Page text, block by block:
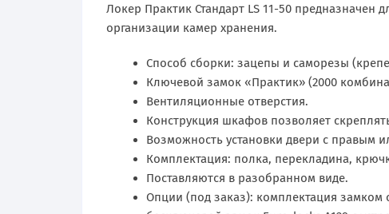
Локер Практик Стандарт LS 11-50
организации камер хранения.
Способ сборки: зацепы и саморезы
Ключевой замок «Практик» (2000
Вентиляционные отверстия.
Конструкция шкафов позволяет
Возможность установки двери с правым
Комплектация: полка, перекладина,
Поставляются в разобранном виде.
Опции (под заказ): комплектация замком